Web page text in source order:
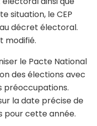
situation, le CEP
décret électoral.
modifié.
le Pacte National
des élections avec
préoccupations.
la date précise de
pour cette année.